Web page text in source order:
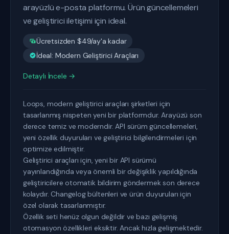
arayüzlü e-posta platformu. Ürün güncellemeleri
ve geliştirici iletişimi için ideal.
Ücretsizden $49/ay'a kadar
İdeal: Modern Geliştirici Araçları
Detaylı İncele →
Loops, modern geliştirici araçları şirketleri için
tasarlanmış nispeten yeni bir platformdur. Arayüzü son
derece temiz ve moderndir. API sürüm güncellemeleri,
yeni özellik duyuruları ve geliştirici bilgilendirmeleri için
optimize edilmiştir.
Geliştirici araçları için, yeni bir API sürümü
yayınlandığında veya önemli bir değişiklik yapıldığında
geliştiricilere otomatik bildirim göndermek son derece
kolaydır. Changelog bültenleri ve ürün duyuruları için
özel olarak tasarlanmıştır.
Özellik seti henüz olgun değildir ve bazı gelişmiş
otomasyon özellikleri eksiktir. Ancak hızla gelişmektedir.